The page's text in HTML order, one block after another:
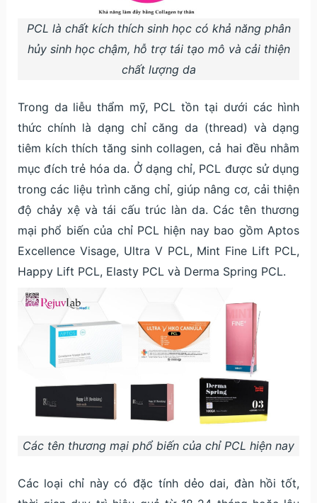
PCL là chất kích thích sinh học có khả năng phân
hủy sinh học chậm, hỗ trợ tái tạo mô và cải thiện
chất lượng da
Trong da liễu thẩm mỹ, PCL tồn tại dưới các hình
thức chính là dạng chỉ căng da (thread) và dạng
tiêm kích thích tăng sinh collagen, cả hai đều nhằm
mục đích trẻ hóa da. Ở dạng chỉ, PCL được sử dụng
trong các liệu trình căng chỉ, giúp nâng cơ, cải thiện
độ chảy xệ và tái cấu trúc làn da. Các tên thương
mại phổ biến của chỉ PCL hiện nay bao gồm Aptos
Excellence Visage, Ultra V PCL, Mint Fine Lift PCL,
Happy Lift PCL, Elasty PCL và Derma Spring PCL.
Các tên thương mại phổ biến của chỉ PCL hiện nay
Các loại chỉ này có đặc tính dẻo dai, đàn hồi tốt,